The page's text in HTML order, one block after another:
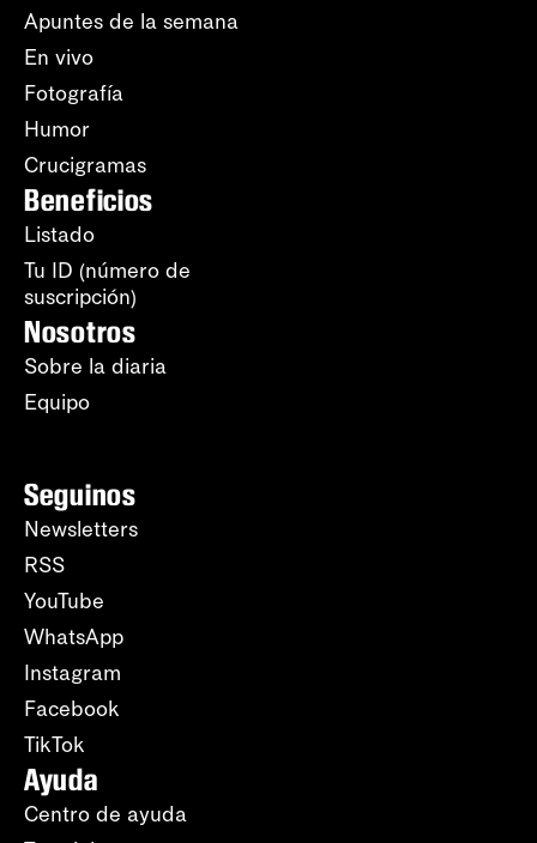
Apuntes de la semana
En vivo
Fotografía
Humor
Crucigramas
Beneficios
Listado
Tu ID (número de
suscripción)
Nosotros
Sobre la diaria
Equipo
Seguinos
Newsletters
RSS
YouTube
WhatsApp
Instagram
Facebook
TikTok
Ayuda
Centro de ayuda